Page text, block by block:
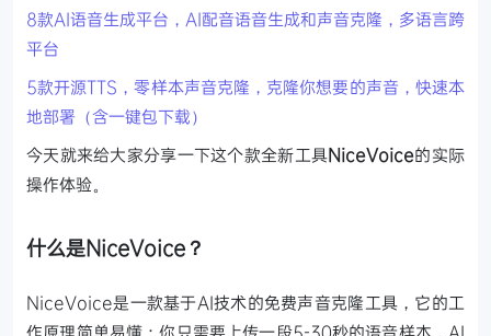
8款AI语音生成平台，AI配音语音生成和声音克隆，多语言跨
平台
5款开源TTS，零样本声音克隆，克隆你想要的声音，快速本
地部署（含一键包下载）
今天就来给大家分享一下这个款全新工具NiceVoice的实际
操作体验。
什么是NiceVoice？
NiceVoice是一款基于AI技术的免费声音克隆工具，它的工